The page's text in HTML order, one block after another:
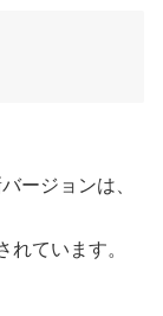
ージョンは、
ています。